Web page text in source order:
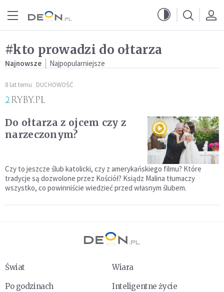
#kto prowadzi do ołtarza
Najnowsze Najpopularniejsze
8 lat temu DUCHOWOŚĆ
Do ołtarza z ojcem czy z
narzeczonym?
Czy to jeszcze ślub katolicki, czy z amerykańskiego filmu? Które
tradycje są dozwolone przez Kościół? Ksiądz Malina tłumaczy
wszystko, co powinniście wiedzieć przed własnym ślubem.
Świat
Wiara
Po godzinach
Inteligentne życie